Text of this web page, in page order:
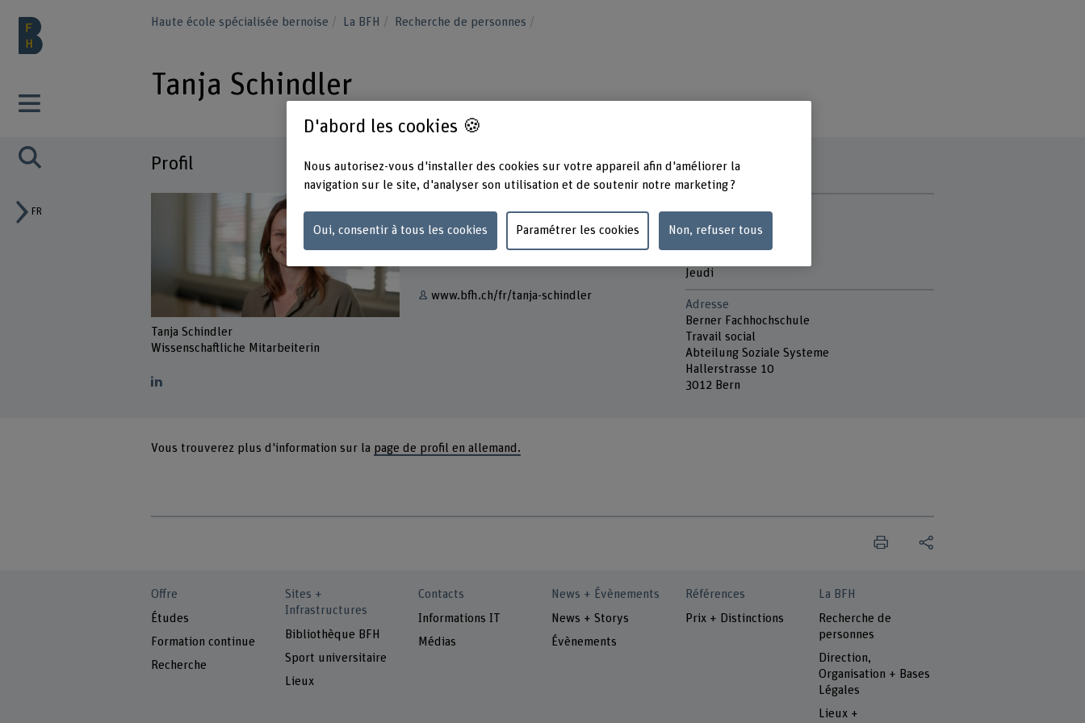
FR
Haute école spécialisée bernoise La BFH Recherche de personnes
Tanja Schindler
Profil
Tanja Schindler
Wissenschaftliche Mitarbeiterin
+41 31 848 37 21
www.bfh.ch/fr/tanja-schindler
Lundi
Jeudi
Adresse
Berner Fachhochschule
Travail social
Abteilung Soziale Systeme
Hallerstrasse 10
3012 Bern
Vous trouverez plus d'information sur la page de profil en allemand.
Offre
Études
Formation continue
Recherche
Sites +
Infrastructures
Bibliothèque BFH
Sport universitaire
Lieux
Contacts
Informations IT
Médias
News + Évènements
News + Storys
Évènements
Références
Prix + Distinctions
La BFH
Recherche de
personnes
Direction,
Organisation + Bases
Légales
Lieux +
D'abord les cookies 🍪
Nous autorisez-vous d'installer des cookies sur votre appareil afin d'améliorer la
navigation sur le site, d'analyser son utilisation et de soutenir notre marketing ?
Oui, consentir à tous les cookies Paramétrer les cookies Non, refuser tous